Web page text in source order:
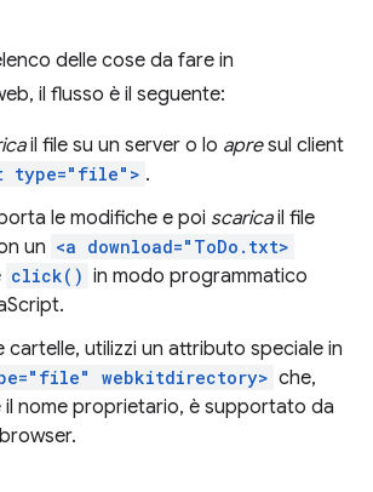
delle cose da fare in
il flusso è il seguente:
il file su un server o lo apresul client
type="file"> .
le modifiche e poi scaricail file
un <a download="ToDo.txt>
click() in modo programmatico
cartelle, utilizzi un attributo speciale in
webkitdirectory> che,
nome proprietario, è supportato da